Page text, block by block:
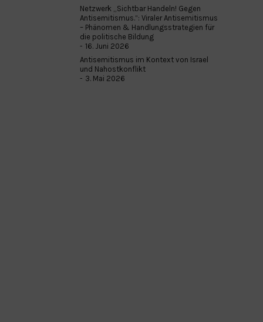
Netzwerk „Sichtbar Handeln! Gegen
Antisemitismus.“: Viraler Antisemitismus
– Phänomen & Handlungsstrategien für
die politische Bildung
16. Juni 2026
Antisemitismus im Kontext von Israel
und Nahostkonflikt
3. Mai 2026